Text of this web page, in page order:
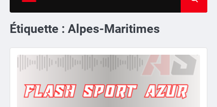
Étiquette : Alpes-Maritimes